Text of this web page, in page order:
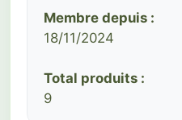
Membre depuis :
18/11/2024
Total produits :
9